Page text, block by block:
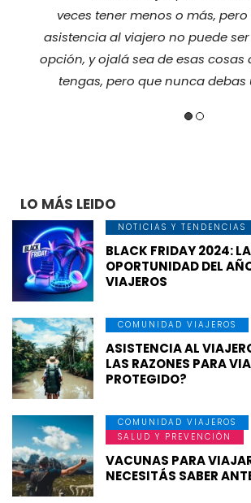
veces tener menos o más, pero
asistencia al viajero no puede
opción, y ojalá sea de esas cosas
tengas, pero que nunca debas
LO MÁS LEIDO
NOTICIAS Y TENDENCIAS
BLACK FRIDAY 2024:
OPORTUNIDAD DEL
VIAJEROS
COMUNIDAD VIAJEROS
ASISTENCIA AL
LAS RAZONES PARA
PROTEGIDO?
COMUNIDAD VIAJEROS
SALUD Y PREVENCIÓN
VACUNAS PARA
NECESITÁS SABER